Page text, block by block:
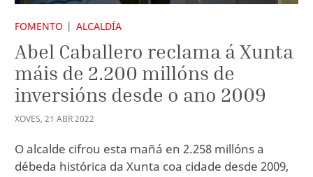
FOMENTO ALCALDÍA
Abel Caballero reclama á Xunta
máis de 2.200 millóns de
inversións desde o ano 2009
XOVES, 21 ABR2022
O alcalde cifrou esta mañá en 2.258 millóns a
débeda histórica da Xunta coa cidade desde 2009,